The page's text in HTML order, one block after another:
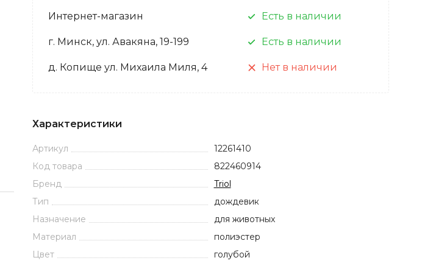
Интернет-магазин Есть в наличии
г. Минск, ул. Авакяна, 19-199 Есть в наличии
д. Копище ул. Михаила Миля, 4 Нет в наличии
Характеристики
Артикул
12261410
Код товара
822460914
Бренд
Triol
Тип
дождевик
Назначение
для животных
Материал
полиэстер
Цвет
голубой